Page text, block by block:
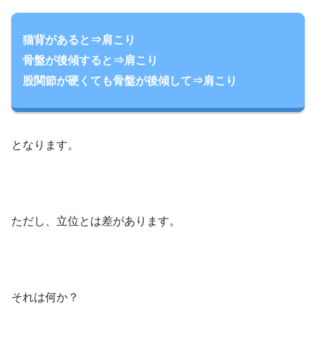
猫背があると⇒肩こり
骨盤が後傾すると⇒肩こり
股関節が硬くても骨盤が後傾して⇒肩こり
となります。
ただし、立位とは差があります。
それは何か？